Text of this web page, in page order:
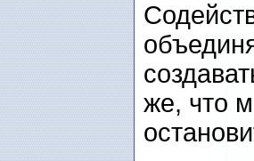
же, что